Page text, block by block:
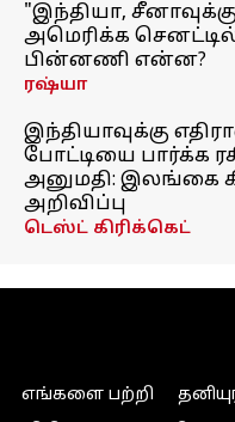
"இந்தியா,
அமெரிக்க
பின்னணி என்ன?
ரஷ்யா
இந்தியாவுக்கு
போட்டியை பார்க்க
அனுமதி: இலங்கை
அறிவிப்பு
டெஸ்ட் கிரிக்கெட்
எங்களை பற்றி